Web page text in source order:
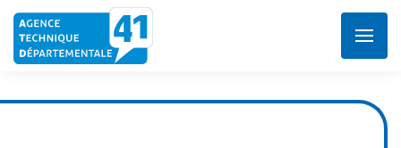
Aller
contenu